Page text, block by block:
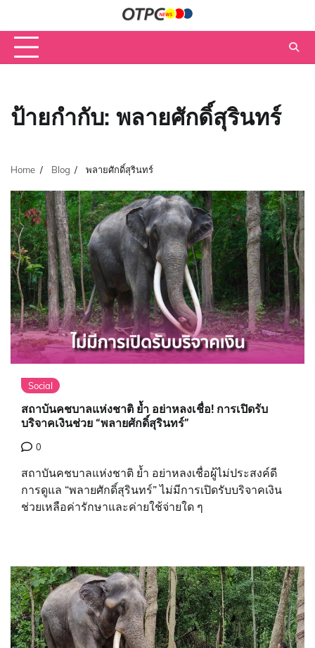
content
ป้ายกำกับ: พลายศักดิ์สุรินทร์
Home Blog พลายศักดิ์สุรินทร์
Social
สถาบันคชบาลแห่งชาติ ย้ำ อย่าหลงเชื่อ! การเปิดรับ
บริจาคเงินช่วย “พลายศักดิ์สุรินทร์”
0
สถาบันคชบาลแห่งชาติ ย้ำ อย่าหลงเชื่อผู้ไม่ประสงค์ดี
การดูแล “พลายศักดิ์สุรินทร์” ไม่มีการเปิดรับบริจาคเงิน
ช่วยเหลือค่ารักษาและค่ายใช้จ่ายใด ๆ